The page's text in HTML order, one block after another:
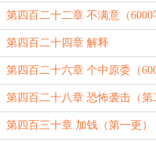
第四百二十二章 不满意（6000
第四百二十四章 解释
第四百二十六章 个中原委（
第四百二十八章 恐怖袭击（第
更）
第四百三十章 加钱（第一更）